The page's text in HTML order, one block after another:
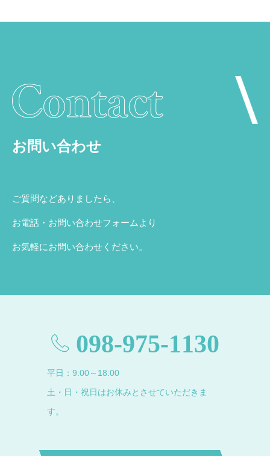
お問い合わせ
ご質問などありましたら、
お電話・お問い合わせフォームより
お気軽にお問い合わせください。
098-975-1130
平日：9:00～18:00
土・日・祝日はお休みとさせていただきま
す。